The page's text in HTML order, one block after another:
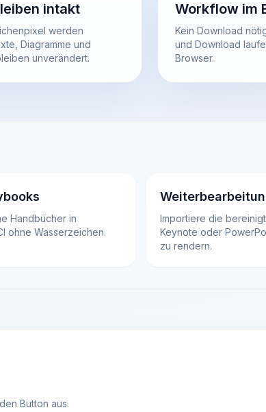
intakt
werden
Diagramme und
unverändert.
Workflow im
Kein Download
und Download
Browser.
Handbücher in
ohne Wasserzeichen.
Importiere die
Keynote oder
zu rendern.
Button aus.